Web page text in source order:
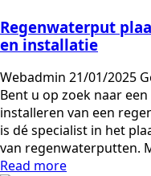
Regenwaterput
en installatie
Webadmin 21/01/2025
Bent u op zoek naar
installeren van een
is dé specialist in het
van regenwaterputten.
Read more